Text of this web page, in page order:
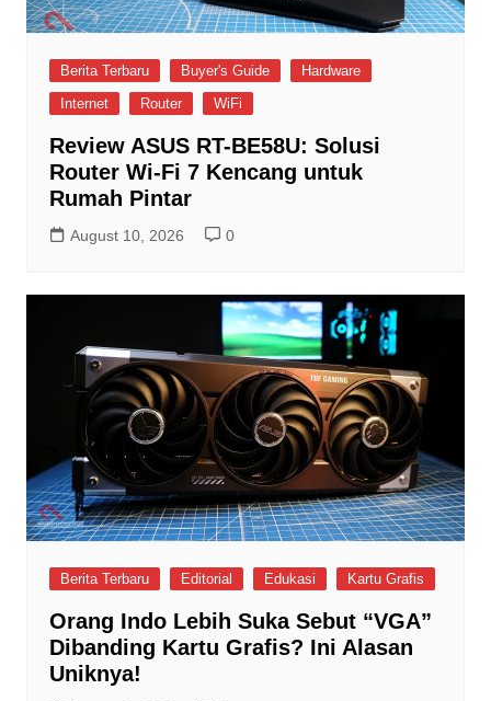
Berita Terbaru Buyer's Guide
Hardware
Internet
Router WiFi
Review ASUS RT-BE58U: Solusi
Router Wi-Fi 7 Kencang untuk
Rumah Pintar
August 10, 2026 0
Berita Terbaru Editorial Edukasi Kartu Grafis
Orang Indo Lebih Suka Sebut “VGA”
Dibanding Kartu Grafis? Ini Alasan
Uniknya!